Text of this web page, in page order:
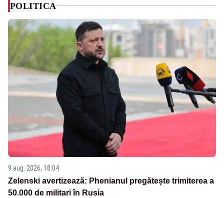
POLITICA
9 aug. 2026, 18:04
Zelenski avertizează: Phenianul pregătește trimiterea a
50.000 de militari în Rusia